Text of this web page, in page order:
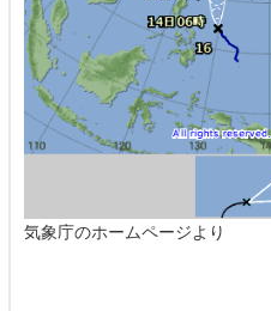
気象庁のホームページより